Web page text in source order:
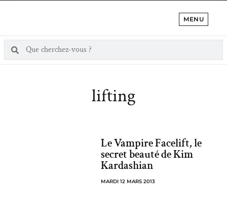
MENU
lifting
Le Vampire Facelift, le
secret beauté de Kim
Kardashian
MARDI 12 MARS 2013